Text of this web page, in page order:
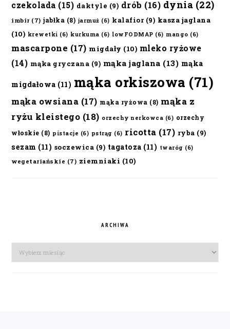
czekolada (15) daktyle (9) drób (16) dynia (22)
imbir (7) jabłka (8) jarmuż (6) kalafior(9) kasza jaglana
(10) krewetki (6) kurkuma (6) lowFODMAP (6) mango (6)
mascarpone (17) migdały (10) mleko ryżowe
(14) mąka gryczana (9) mąka jaglana (13) mąka
migdałowa (11) mąka orkiszowa (71)
mąka owsiana (17) mąka ryżowa (8) mąka z
ryżu kleistego (18) orzechy nerkowca (6) orzechy
włoskie (8) pistacje (6) pstrąg (6) ricotta (17) ryba (9)
sezam (11) soczewica (9) tagatoza (11) twaróg (6)
wegetariańskie (7) ziemniaki (10)
ARCHIWA
Archiwa